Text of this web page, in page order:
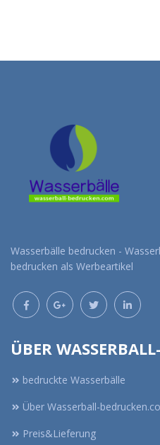
Wasserbälle bedrucken -
bedrucken als Werbeartikel
ÜBER
bedruckte Wasserbälle
Über Wasserball-
Preis&Lieferung